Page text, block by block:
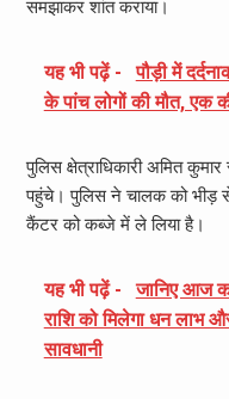
समझाकर शांत कराया।
यह भी पढ़ें -
पौड़ी में
के पांच लोगों की मौत, एक
पुलिस क्षेत्राधिकारी अमित
पहुंचे। पुलिस ने चालक को भीड़ से
कैंटर को कब्जे में ले लिया है।
यह भी पढ़ें -
जानिए आज
राशि को मिलेगा धन लाभ
सावधानी